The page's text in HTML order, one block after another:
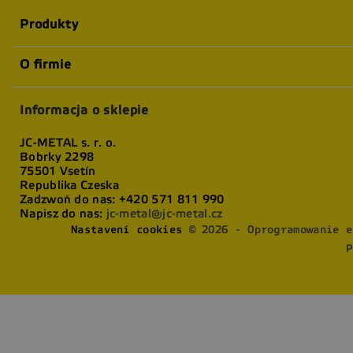
Produkty
O firmie
Informacja o sklepie
JC-METAL s. r. o.
Bobrky 2298
75501 Vsetín
Republika Czeska
Zadzwoń do nas: +420 571 811 990
Napisz do nas: jc-metal@jc-metal.cz
Nastavení cookies
© 2026 - Oprogramowanie